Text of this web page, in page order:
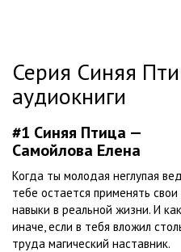
Серия Синяя
аудиокниги
#1 Синяя Птица —
Самойлова Елена
Когда ты молодая неглупая
тебе остается применять свои
навыки в реальной жизни. И как
иначе, если в тебя вложил
труда магический наставник.